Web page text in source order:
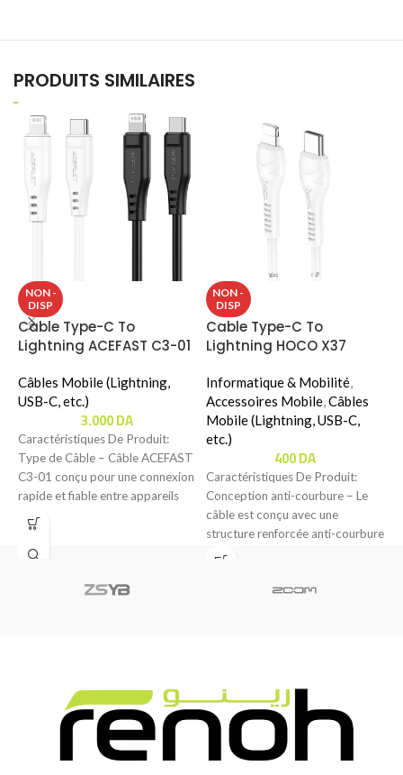
PRODUITS SIMILAIRES
NON -
DISP
Cable Type-C To
Lightning ACEFAST C3-01
Câbles Mobile (Lightning,
USB-C, etc.)
3.000DA
Caractéristiques De Produit:
Type de Câble – Câble ACEFAST
C3-01 conçu pour une connexion
rapide et fiable entre appareils
compatibles.
NON -
DISP
Cable Type-C To
Lightning HOCO X37
Informatique & Mobilité,
Accessoires Mobile,Câbles
Mobile (Lightning, USB-C,
etc.)
400DA
Caractéristiques De Produit:
Conception anti-courbure – Le
câble est conçu avec une
structure renforcée anti-courbure
pour offrir une meilleure